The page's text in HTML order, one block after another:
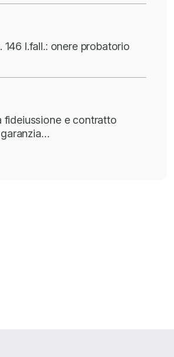
146 l.fall.: onere probatorio
fideiussione e contratto